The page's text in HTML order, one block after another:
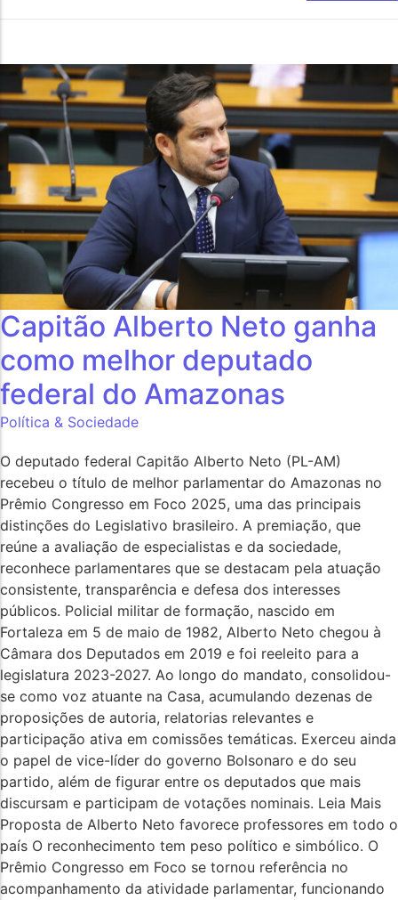
Capitão Alberto Neto ganha
como melhor deputado
federal do Amazonas
Política & Sociedade
O deputado federal Capitão Alberto Neto (PL-AM)
recebeu o título de melhor parlamentar do Amazonas no
Prêmio Congresso em Foco 2025, uma das principais
distinções do Legislativo brasileiro. A premiação, que
reúne a avaliação de especialistas e da sociedade,
reconhece parlamentares que se destacam pela atuação
consistente, transparência e defesa dos interesses
públicos. Policial militar de formação, nascido em
Fortaleza em 5 de maio de 1982, Alberto Neto chegou à
Câmara dos Deputados em 2019 e foi reeleito para a
legislatura 2023-2027. Ao longo do mandato, consolidou-
se como voz atuante na Casa, acumulando dezenas de
proposições de autoria, relatorias relevantes e
participação ativa em comissões temáticas. Exerceu ainda
o papel de vice-líder do governo Bolsonaro e do seu
partido, além de figurar entre os deputados que mais
discursam e participam de votações nominais. Leia Mais
Proposta de Alberto Neto favorece professores em todo o
país O reconhecimento tem peso político e simbólico. O
Prêmio Congresso em Foco se tornou referência no
acompanhamento da atividade parlamentar, funcionando